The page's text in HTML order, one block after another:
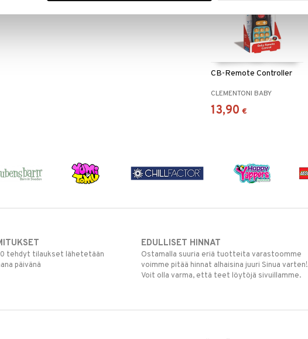
CB-Remote Controller
CLEMENTONI BABY
13,90 €
tehdyt tilaukset lähetetään
päivänä
EDULLISET HINNAT
Ostamalla suuria eriä tuotteita varastoomme
voimme pitää hinnat alhaisina juuri Sinua varten!
Voit olla varma, että teet löytöjä sivuillamme.